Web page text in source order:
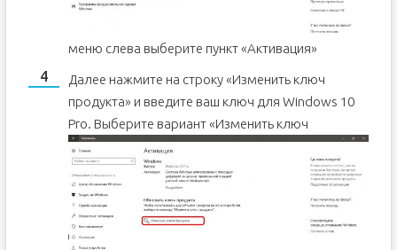
меню слева выберите пункт «Активация»
Далее нажмите на строку «Изменить ключ
продукта» и введите ваш ключ для Windows 10
Pro. Выберите вариант «Изменить ключ